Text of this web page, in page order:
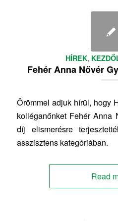
HÍREK,
Fehér Anna Nővér
Örömmel adjuk hírül, hogy
kolléganőnket Fehér Anna
díj elismerésre
asszisztens kategóriában.
Read